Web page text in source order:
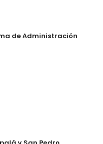
de Administración